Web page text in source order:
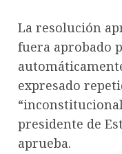
La resolución
fuera aprobado
expresado
presidente de
aprueba.